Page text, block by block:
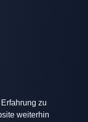
zu
weiterhin